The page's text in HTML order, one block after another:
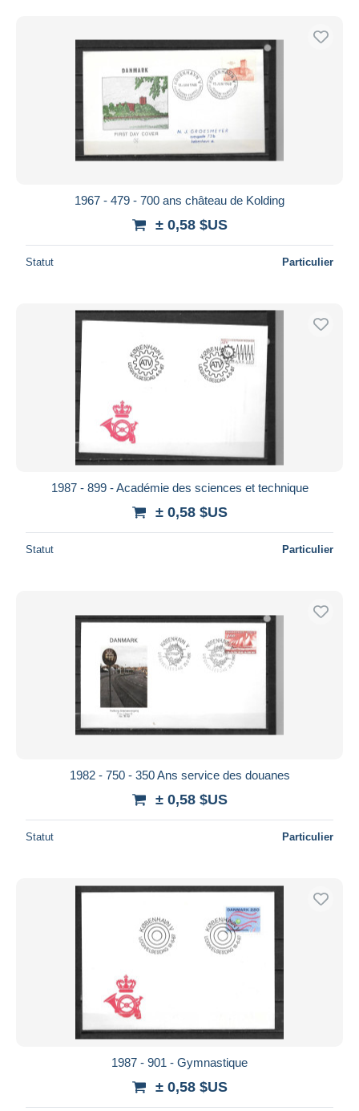
1967 - 479 - 700 ans château de Kolding
± 0,58 $US
Statut Particulier
1987 - 899 - Académie des sciences et technique
± 0,58 $US
Statut Particulier
1982 - 750 - 350 Ans service des douanes
± 0,58 $US
Statut Particulier
1987 - 901 - Gymnastique
± 0,58 $US